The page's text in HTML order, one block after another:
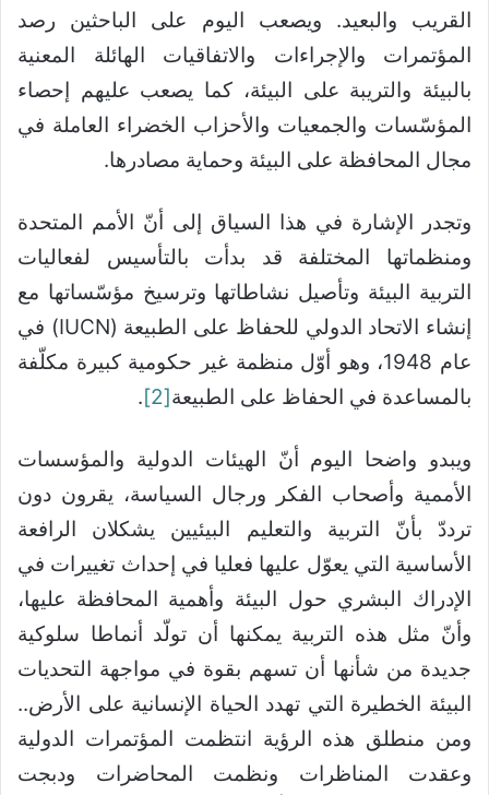
القريب والبعيد. ويصعب اليوم على الباحثين رصد
المؤتمرات والإجراءات والاتفاقيات الهائلة المعنية
بالبيئة والتريبة على البيئة، كما يصعب عليهم إحصاء
المؤسّسات والجمعيات والأحزاب الخضراء العاملة في
مجال المحافظة على البيئة وحماية مصادرها.
وتجدر الإشارة في هذا السياق إلى أنّ الأمم المتحدة
ومنظماتها المختلفة قد بدأت بالتأسيس لفعاليات
التربية البيئة وتأصيل نشاطاتها وترسيخ مؤسّساتها مع
إنشاء الاتحاد الدولي للحفاظ على الطبيعة (IUCN) في
عام 1948، وهو أوّل منظمة غير حكومية كبيرة مكلّفة
بالمساعدة في الحفاظ على الطبيعة[2]
.
ويبدو واضحا اليوم أنّ الهيئات الدولية والمؤسسات
الأممية وأصحاب الفكر ورجال السياسة، يقرون دون
ترددّ بأنّ التربية والتعليم البيئيين يشكلان الرافعة
الأساسية التي يعوّل عليها فعليا في إحداث تغييرات في
الإدراك البشري حول البيئة وأهمية المحافظة عليها،
وأنّ مثل هذه التربية يمكنها أن تولّد أنماطا سلوكية
جديدة من شأنها أن تسهم بقوة في مواجهة التحديات
البيئة الخطيرة التي تهدد الحياة الإنسانية على الأرض..
ومن منطلق هذه الرؤية انتظمت المؤتمرات الدولية
وعقدت المناظرات ونظمت المحاضرات ودبجت